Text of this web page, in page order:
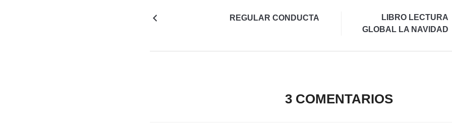
REGULAR CONDUCTA
LIBRO LECTURA
GLOBAL LA NAVIDAD
3 COMENTARIOS